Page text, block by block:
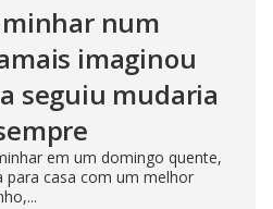
num
imaginou
seguiu mudaria
em um domingo quente,
para casa com um melhor